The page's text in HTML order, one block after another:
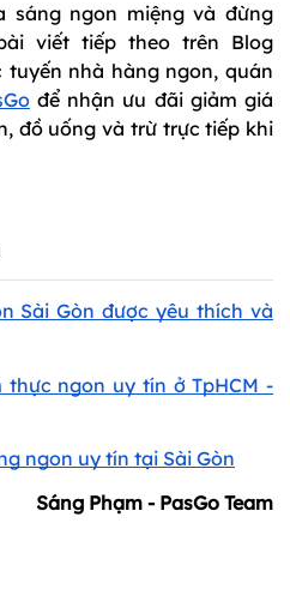
sáng ngon miệng và đừng
viết tiếp theo trên Blog
tuyến nhà hàng ngon, quán
để nhận ưu đãi giảm giá
đồ uống và trừ trực tiếp khi
Sài Gòn được yêu thích và
ngon uy tín ở TpHCM -
ngon uy tín tại Sài Gòn
Sáng Phạm - PasGo Team